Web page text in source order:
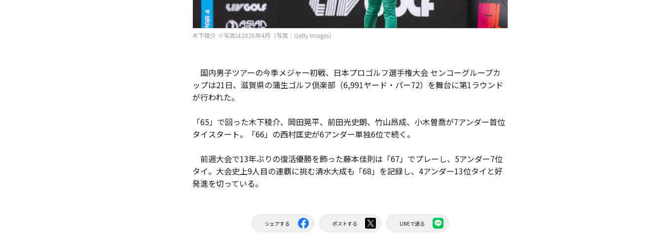
木下稜介 ※写真は2026年4月（写真：Getty Images）
国内男子ツアーの今季メジャー初戦、日本プロゴルフ選手権大会 センコーグループカ
ップは21日、滋賀県の蒲生ゴルフ倶楽部（6,991ヤード・パー72）を舞台に第1ラウンド
が行われた。
「65」で回った木下稜介、岡田晃平、前田光史朗、竹山昂成、小木曽喬が7アンダー首位
タイスタート。「66」の西村匡史が6アンダー単独6位で続く。
前週大会で13年ぶりの復活優勝を飾った藤本佳則は「67」でプレーし、5アンダー7位
タイ。大会史上9人目の連覇に挑む清水大成も「68」を記録し、4アンダー13位タイと好
発進を切っている。
シェアする ポストする LINEで送る